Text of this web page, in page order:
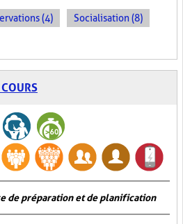
(4) Socialisation (8)
de préparation et de planification